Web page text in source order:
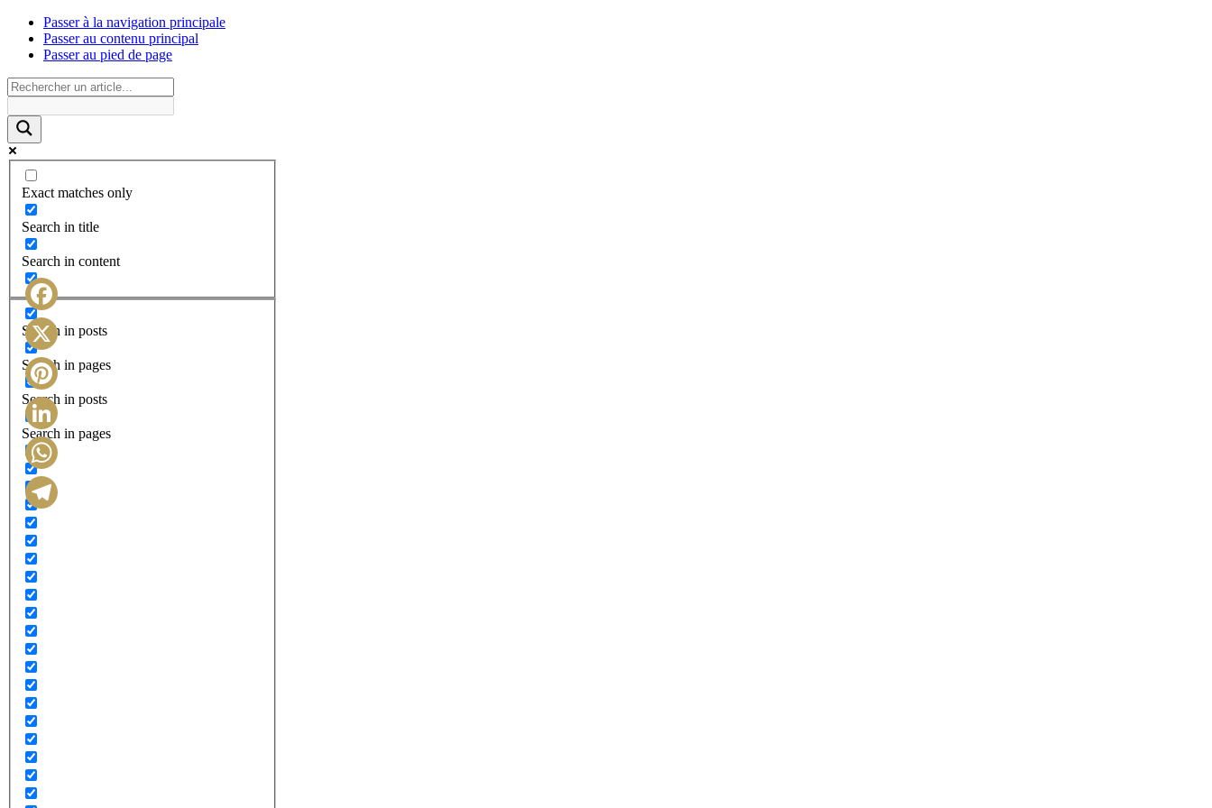
Passer à la navigation principale
Passer au contenu principal
Passer au pied de page
Exact matches only
Search in title
Search in content
Search in posts
Search in pages
Search in posts
Search in pages
Facebook
X
Pinterest
LinkedIn
WhatsApp
Telegram